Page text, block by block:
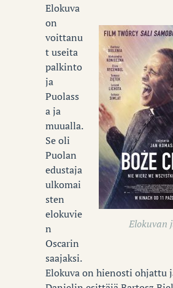
Elokuvan
Elokuva
on
voittanu
t useita
palkinto
ja
Puolass
a ja
muualla.
Se oli
Puolan
edustaja
ulkomai
sten
elokuvie
n
Oscarin
saajaksi.
Elokuva on hienosti ohjattu